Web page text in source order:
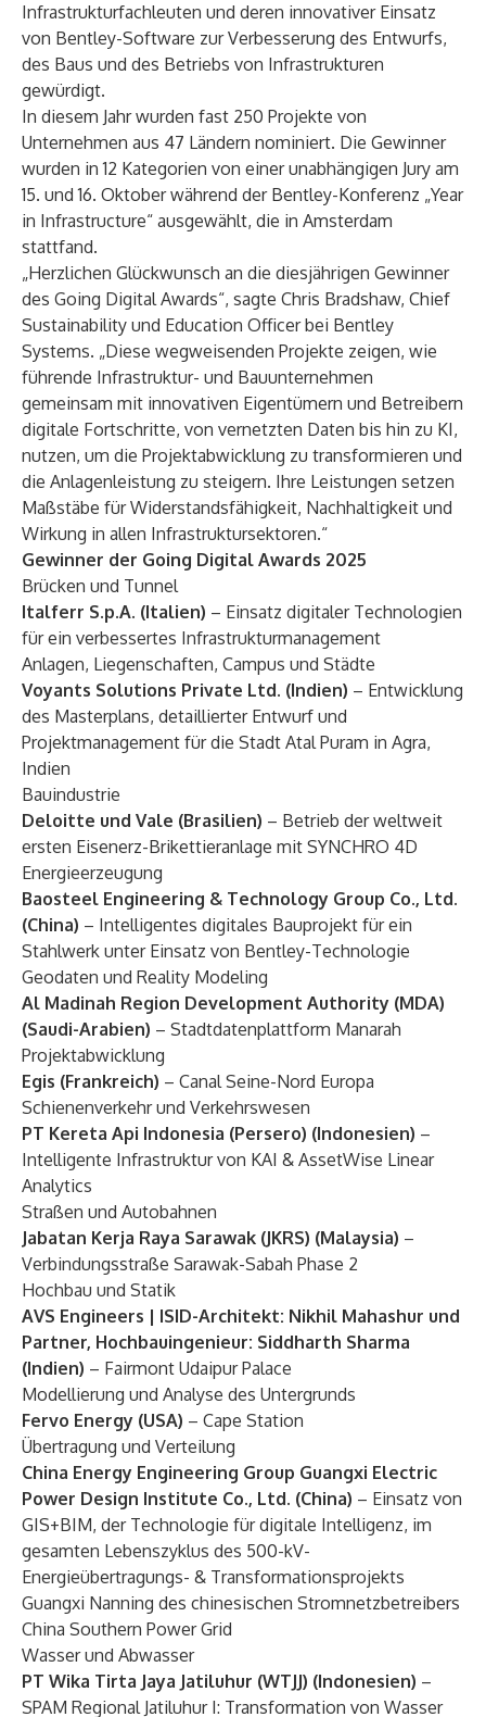
Infrastrukturfachleuten und deren innovativer Einsatz
von Bentley-Software zur Verbesserung des Entwurfs,
des Baus und des Betriebs von Infrastrukturen
gewürdigt.
In diesem Jahr wurden fast 250 Projekte von
Unternehmen aus 47 Ländern nominiert. Die Gewinner
wurden in 12 Kategorien von einer unabhängigen Jury am
15. und 16. Oktober während der Bentley-Konferenz „Year
in Infrastructure“ ausgewählt, die in Amsterdam
stattfand.
„Herzlichen Glückwunsch an die diesjährigen Gewinner
des Going Digital Awards“, sagte Chris Bradshaw, Chief
Sustainability und Education Officer bei Bentley
Systems. „Diese wegweisenden Projekte zeigen, wie
führende Infrastruktur- und Bauunternehmen
gemeinsam mit innovativen Eigentümern und Betreibern
digitale Fortschritte, von vernetzten Daten bis hin zu KI,
nutzen, um die Projektabwicklung zu transformieren und
die Anlagenleistung zu steigern. Ihre Leistungen setzen
Maßstäbe für Widerstandsfähigkeit, Nachhaltigkeit und
Wirkung in allen Infrastruktursektoren.“
Gewinner der Going Digital Awards 2025
Brücken und Tunnel
Italferr S.p.A. (Italien) – Einsatz digitaler Technologien
für ein verbessertes Infrastrukturmanagement
Anlagen, Liegenschaften, Campus und Städte
Voyants Solutions Private Ltd. (Indien) – Entwicklung
des Masterplans, detaillierter Entwurf und
Projektmanagement für die Stadt Atal Puram in Agra,
Indien
Bauindustrie
Deloitte und Vale (Brasilien) – Betrieb der weltweit
ersten Eisenerz-Brikettieranlage mit SYNCHRO 4D
Energieerzeugung
Baosteel Engineering & Technology Group Co., Ltd.
(China) – Intelligentes digitales Bauprojekt für ein
Stahlwerk unter Einsatz von Bentley-Technologie
Geodaten und Reality Modeling
Al Madinah Region Development Authority (MDA)
(Saudi-Arabien) – Stadtdatenplattform Manarah
Projektabwicklung
Egis (Frankreich) – Canal Seine-Nord Europa
Schienenverkehr und Verkehrswesen
PT Kereta Api Indonesia (Persero) (Indonesien) –
Intelligente Infrastruktur von KAI & AssetWise Linear
Analytics
Straßen und Autobahnen
Jabatan Kerja Raya Sarawak (JKRS) (Malaysia) –
Verbindungsstraße Sarawak-Sabah Phase 2
Hochbau und Statik
AVS Engineers | ISID-Architekt: Nikhil Mahashur und
Partner, Hochbauingenieur: Siddharth Sharma
(Indien) – Fairmont Udaipur Palace
Modellierung und Analyse des Untergrunds
Fervo Energy (USA) – Cape Station
Übertragung und Verteilung
China Energy Engineering Group Guangxi Electric
Power Design Institute Co., Ltd. (China) – Einsatz von
GIS+BIM, der Technologie für digitale Intelligenz, im
gesamten Lebenszyklus des 500-kV-
Energieübertragungs- & Transformationsprojekts
Guangxi Nanning des chinesischen Stromnetzbetreibers
China Southern Power Grid
Wasser und Abwasser
PT Wika Tirta Jaya Jatiluhur (WTJJ) (Indonesien) –
SPAM Regional Jatiluhur I: Transformation von Wasser